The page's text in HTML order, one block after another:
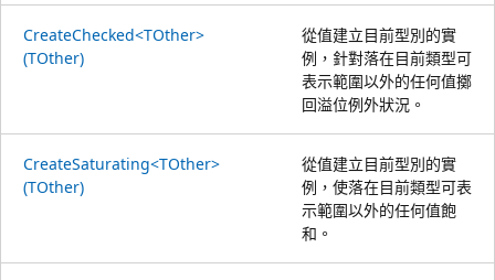
CreateChecked<TOther>
(TOther)
從值建立目前型別的實
例，針對落在目前類型可
表示範圍以外的任何值擲
回溢位例外狀況。
CreateSaturating<TOther>
(TOther)
從值建立目前型別的實
例，使落在目前類型可表
示範圍以外的任何值飽
和。